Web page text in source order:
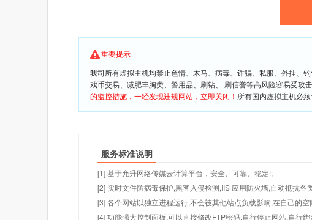
重要提示
我司所有虚拟主机均禁止色情、木马、病毒、诈骗、私服、外挂、
戏币交易、减肥丰胸类、警用品、刷钻、 刷信誉等高风险容易受攻
的监控措施，一经发现违规网站，立即关闭！ 所有国内虚拟主机必
服务标准说明
[1] 基于允升网络传媒云计算平台，安全、可靠、稳定!;
[2] 实时文件防病毒保护,黑客入侵检测,IIS 应用防火墙,自动抵抗各
[3] 各个网站以独立进程运行,不会被其他站点负载影响,在自己的
[4] 功能强大控制面板,可以直接修改FTP密码,自行停止网站,自行